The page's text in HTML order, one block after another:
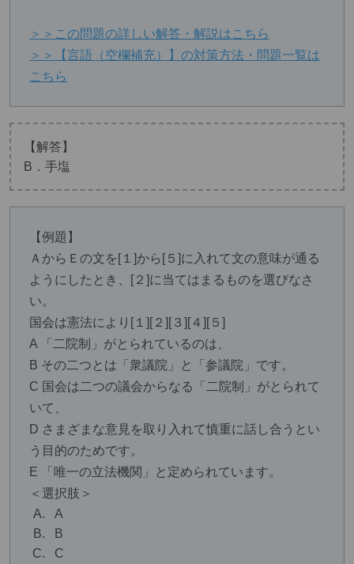
＞＞この問題の詳しい解答・解説はこちら
＞＞【言語（空欄補充）】の対策方法・問題一覧は
こちら
【解答】
B．手塩
【例題】
ＡからＥの文を[１]から[５]に入れて文の意味が通る
ようにしたとき、[２]に当てはまるものを選びなさ
い。
国会は憲法により[１][２][３][４][５]
A 「二院制」がとられているのは、
B その二つとは「衆議院」と「参議院」です。
C 国会は二つの議会からなる「二院制」がとられて
いて、
D さまざまな意見を取り入れて慎重に話し合うとい
う目的のためです。
E 「唯一の立法機関」と定められています。
＜選択肢＞
A
B
C